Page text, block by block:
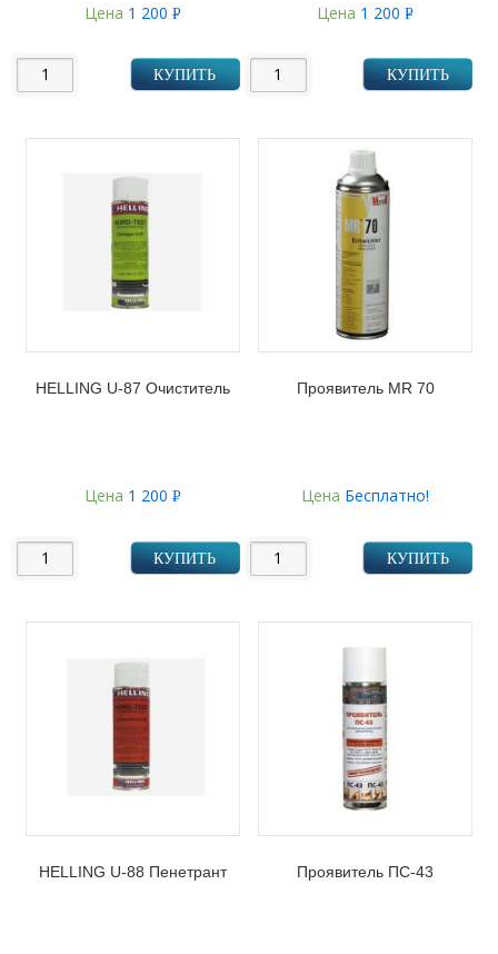
Цена 1 200 Р
КУПИТЬ
Цена 1 200Р
КУПИТЬ
HELLING U-87 Очиститель
Цена 1 200 Р
КУПИТЬ
Проявитель MR 70
Цена Бесплатно!
КУПИТЬ
HELLING U-88 Пенетрант Проявитель ПС-43